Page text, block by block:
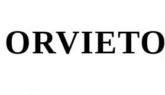
ORVIETO